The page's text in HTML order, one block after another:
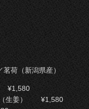
荷（新潟県産）
¥1,580
（生姜） ¥1,580